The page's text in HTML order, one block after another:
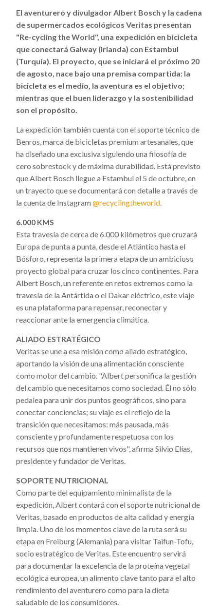
El aventurero y divulgador Albert Bosch y la cadena
de supermercados ecológicos Veritas presentan
"Re-cycling the World", una expedición en bicicleta
que conectará Galway (Irlanda) con Estambul
(Turquía). El proyecto, que se iniciará el próximo 20
de agosto, nace bajo una premisa compartida: la
bicicleta es el medio, la aventura es el objetivo;
mientras que el buen liderazgo y la sostenibilidad
son el propósito.
La expedición también cuenta con el soporte técnico de
Benros, marca de bicicletas premium artesanales, que
ha diseñado una exclusiva siguiendo una filosofía de
cero sobrestock y de máxima durabilidad. Está previsto
que Albert Bosch llegue a Estambul el 5 de octubre, en
un trayecto que se documentará con detalle a través de
la cuenta de Instagram @recyclingtheworld.
6.000 KMS
Esta travesía de cerca de 6.000 kilómetros que cruzará
Europa de punta a punta, desde el Atlántico hasta el
Bósforo, representa la primera etapa de un ambicioso
proyecto global para cruzar los cinco continentes. Para
Albert Bosch, un referente en retos extremos como la
travesía de la Antártida o el Dakar eléctrico, este viaje
es una plataforma para repensar, reconectar y
reaccionar ante la emergencia climática.
ALIADO ESTRATÉGICO
Veritas se une a esa misión como aliado estratégico,
aportando la visión de una alimentación consciente
como motor del cambio. "Albert personifica la gestión
del cambio que necesitamos como sociedad. Él no sólo
pedalea para unir dos puntos geográficos, sino para
conectar conciencias; su viaje es el reflejo de la
transición que necesitamos: más pausada, más
consciente y profundamente respetuosa con los
recursos que nos mantienen vivos", afirma Silvio Elías,
presidente y fundador de Veritas.
SOPORTE NUTRICIONAL
Como parte del equipamiento minimalista de la
expedición, Albert contará con el soporte nutricional de
Veritas, basado en productos de alta calidad y energía
limpia. Uno de los momentos clave de la ruta será su
etapa en Freiburg (Alemania) para visitar Taifun-Tofu,
socio estratégico de Veritas. Este encuentro servirá
para documentar la excelencia de la proteína vegetal
ecológica europea, un alimento clave tanto para el alto
rendimiento del aventurero como para la dieta
saludable de los consumidores.